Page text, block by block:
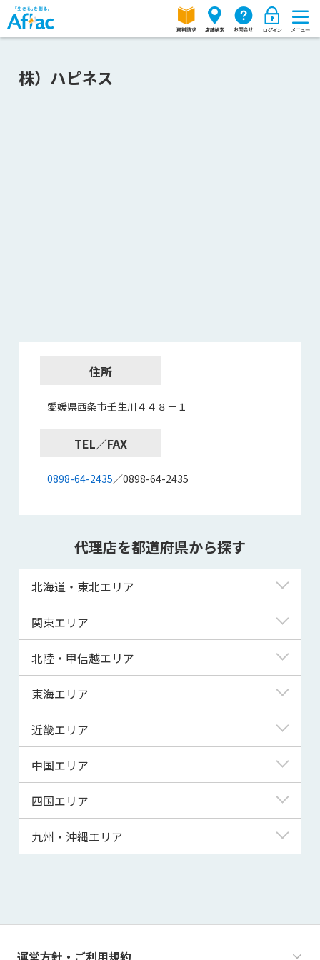
株）ハピネス
住所
愛媛県西条市壬生川４４８－１
TEL／FAX
0898-64-2435／0898-64-2435
代理店を都道府県から探す
北海道・東北エリア
北海道
青森県
宮城県
秋田県
山形県
関東エリア
東京都
神奈川県
埼玉県
千葉県
茨城県
群馬県
北陸・甲信越エリア
新潟県
富山県
福井県
山梨県
長野県
東海エリア
岐阜県
静岡県
三重県
近畿エリア
滋賀県
京都府
大阪府
兵庫県
和歌山県
中国エリア
鳥取県
島根県
山口県
四国エリア
徳島県
高知県
九州・沖縄エリア
運営方針・ご利用規約